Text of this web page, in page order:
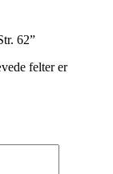
62”
felter er